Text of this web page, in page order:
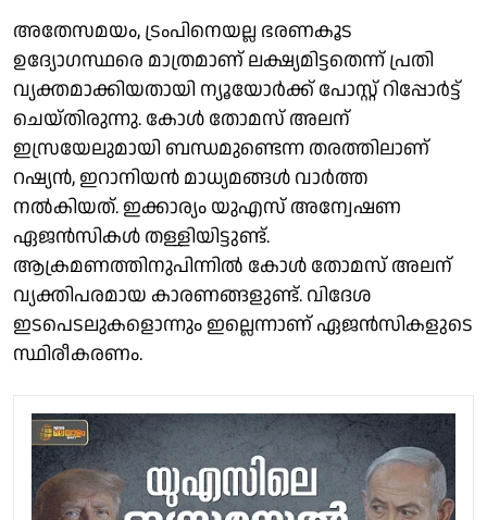
അതേസമയം, ട്രംപിനെയല്ല ഭരണകൂട
ഉദ്യോഗസ്ഥരെ മാത്രമാണ് ലക്ഷ്യമിട്ടതെന്ന് പ്രതി
വ്യക്തമാക്കിയതായി ന്യൂയോർക്ക് പോസ്റ്റ് റിപ്പോർട്ട്
ചെയ്തിരുന്നു. കോൾ തോമസ് അലന്
ഇസ്രയേലുമായി ബന്ധമുണ്ടെന്ന തരത്തിലാണ്
റഷ്യൻ, ഇറാനിയൻ മാധ്യമങ്ങള്‍ വാർത്ത
നൽകിയത്. ഇക്കാര്യം യുഎസ് അന്വേഷണ
ഏജൻസികൾ തള്ളിയിട്ടുണ്ട്.
ആക്രമണത്തിനുപിന്നില്‍ കോള്‍ തോമസ് അലന്
വ്യക്തിപരമായ കാരണങ്ങളുണ്ട്. വിദേശ
ഇടപെടലുകളൊന്നും ഇല്ലെന്നാണ് ഏജന്‍സികളുടെ
സ്ഥിരീകരണം.